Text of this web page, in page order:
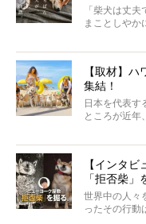
「柴犬は丈
まことしやか
もちろん、
でも、いざ
なりにくい、
実際に「病気
主はそのため
今回は、柴犬
ご本人からの
語でした。
※文章はご本人
※画像はすべて
※この記事は個
【取材】
集結！
日本を代表す
ところが近年
な中「柴犬
柴犬オーナ
そんな噂を
きました！
【インタ
「拒否柴」
世界中の人々
ったその行動
否柴がここ